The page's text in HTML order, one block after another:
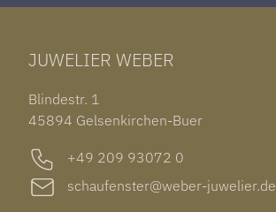
IWC PORTUGIESER
ARMSCHMUCK
OHRSCHMUCK
OUT OF COLLECTION
ROLEX SUBMARINER DATE
GARMIN VENU 3S
JUWELIER WEBER
Blindestr. 1
45894 Gelsenkirchen-Buer
+49 209 93072 0
schaufenster@weber-juwelier.de